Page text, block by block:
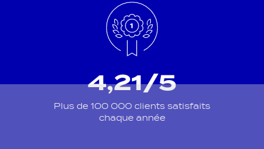
4,21/5
Plus de 100 000 clients satisfaits
chaque année